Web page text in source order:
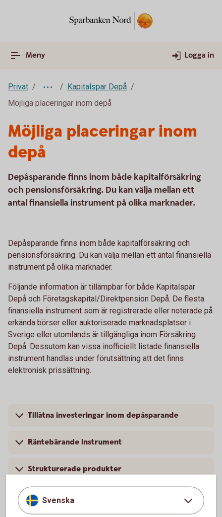
Meny Logga in
Privat
Kapitalspar Depå
Möjliga placeringar inom depå
Möjliga placeringar inom
depå
Depåsparande finns inom både kapitalförsäkring
och pensionsförsäkring. Du kan välja mellan ett
antal finansiella instrument på olika marknader.
Depåsparande finns inom både kapitalförsäkring och
pensionsförsäkring. Du kan välja mellan ett antal finansiella
instrument på olika marknader.
Följande information är tillämpbar för både Kapitalspar
Depå och Företagskapital/Direktpension Depå. De flesta
finansiella instrument som är registrerade eller noterade på
erkända börser eller auktoriserade marknadsplatser i
Sverige eller utomlands är tillgängliga inom Försäkring
Depå. Dessutom kan vissa inofficiellt listade finansiella
instrument handlas under förutsättning att det finns
elektronisk prissättning.
Tillåtna investeringar inom depåsparande
Räntebärande instrument
Strukturerade produkter
Derivatinstrument
Svenska